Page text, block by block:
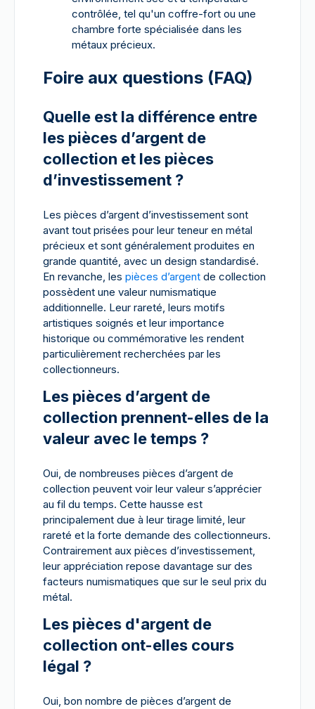
contrôlée, tel qu'un coffre-fort ou une
chambre forte spécialisée dans les
métaux précieux.
Foire aux questions (FAQ)
Quelle est la différence entre
les pièces d’argent de
collection et les pièces
d’investissement ?
Les pièces d’argent d’investissement sont
avant tout prisées pour leur teneur en métal
précieux et sont généralement produites en
grande quantité, avec un design standardisé.
En revanche, les pièces d’argent de collection
possèdent une valeur numismatique
additionnelle. Leur rareté, leurs motifs
artistiques soignés et leur importance
historique ou commémorative les rendent
particulièrement recherchées par les
collectionneurs.
Les pièces d’argent de
collection prennent-elles de la
valeur avec le temps ?
Oui, de nombreuses pièces d’argent de
collection peuvent voir leur valeur s’apprécier
au fil du temps. Cette hausse est
principalement due à leur tirage limité, leur
rareté et la forte demande des collectionneurs.
Contrairement aux pièces d’investissement,
leur appréciation repose davantage sur des
facteurs numismatiques que sur le seul prix du
métal.
Les pièces d'argent de
collection ont-elles cours
légal ?
Oui, bon nombre de pièces d’argent de